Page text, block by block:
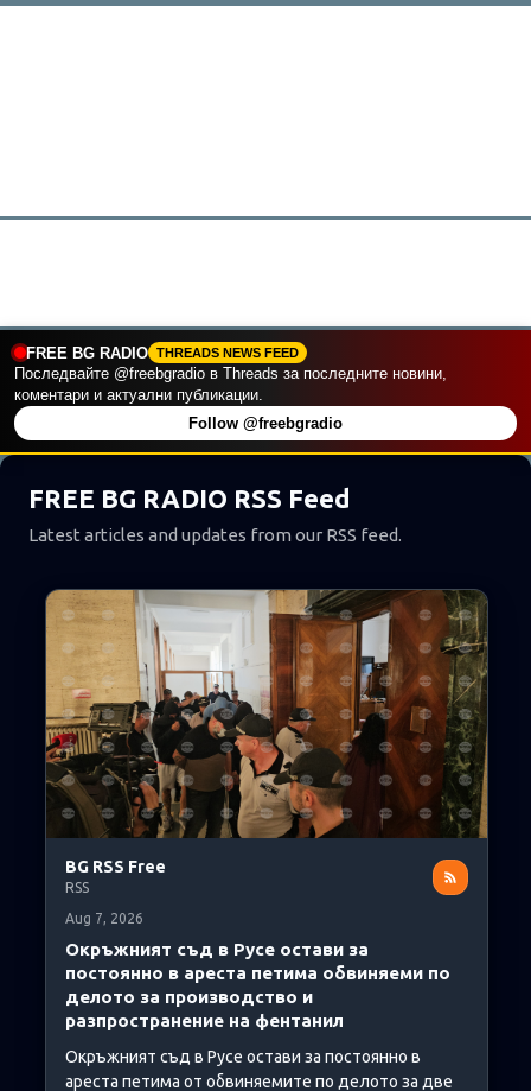
П
у
б
л
FREE BG RADIO THREADS NEWS FEED
Последвайте @freebgradio в Threads за последните новини,
коментари и актуални публикации.
Follow @freebgradio
FREE BG RADIO RSS Feed
Latest articles and updates from our RSS feed.
BG RSS Free
RSS
Aug 7, 2026
Окръжният съд в Русе остави за
постоянно в ареста петима обвиняеми по
делото за производство и
разпространение на фентанил
Окръжният съд в Русе остави за постоянно в
ареста петима от обвиняемите по делото за две